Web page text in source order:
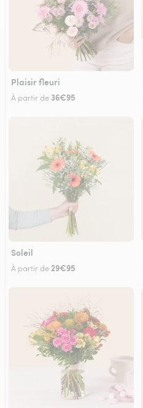
Plaisir fleuri
À partir de 36€95
Soleil
À partir de 29€95